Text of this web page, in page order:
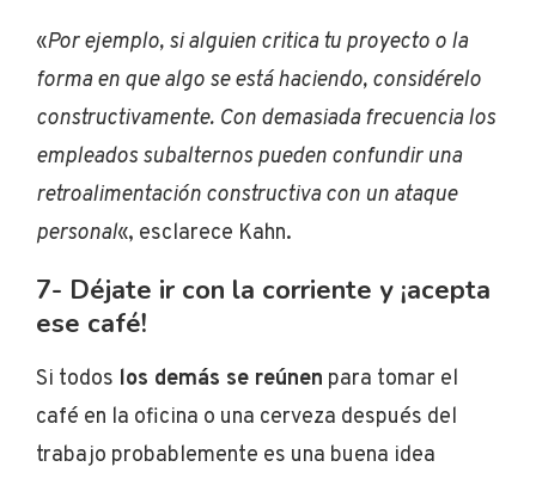
«Por ejemplo, si alguien critica tu proyecto o la
forma en que algo se está haciendo, considérelo
constructivamente. Con demasiada frecuencia los
empleados subalternos pueden confundir una
retroalimentación constructiva con un ataque
personal«, esclarece Kahn.
7- Déjate ir con la corriente y ¡acepta
ese café!
Si todos los demás se reúnen para tomar el
café en la oficina o una cerveza después del
trabajo probablemente es una buena idea